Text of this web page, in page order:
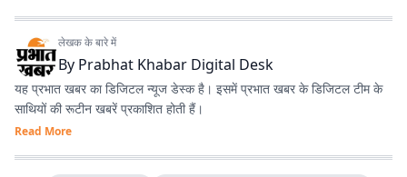
लेखक के बारे में
By Prabhat Khabar Digital Desk
यह प्रभात खबर का डिजिटल न्यूज डेस्क है। इसमें प्रभात खबर के डिजिटल टीम के
साथियों की रूटीन खबरें प्रकाशित होती हैं।
Read More